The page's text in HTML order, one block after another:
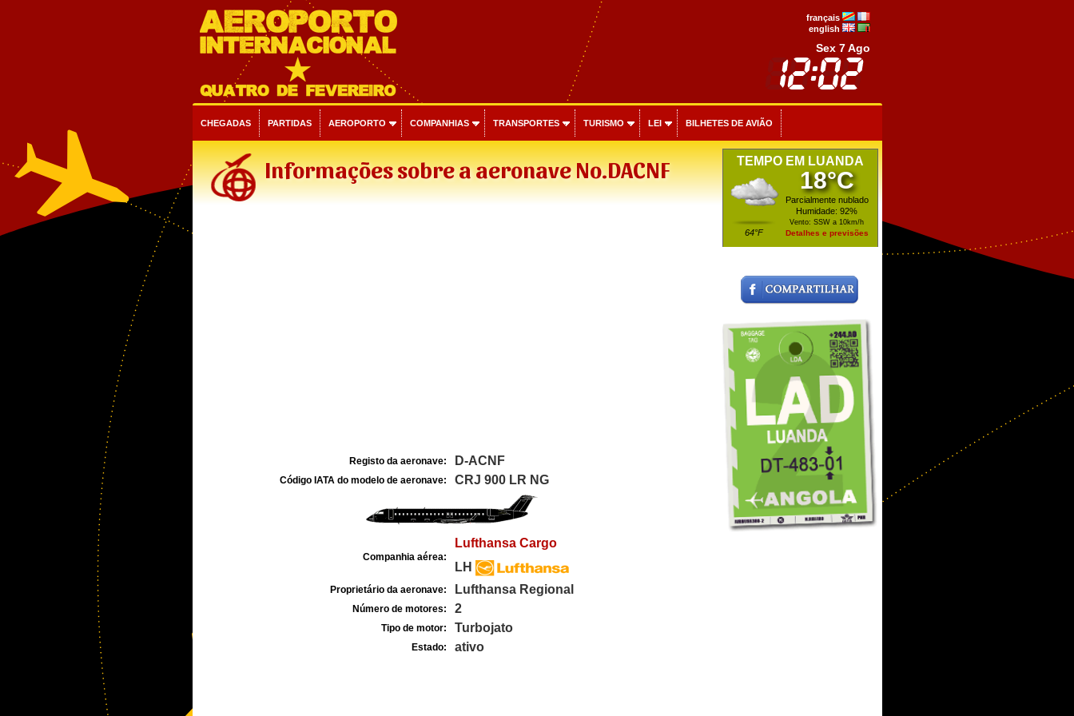
français
english
Sex 7 Ago
CHEGADAS PARTIDAS AEROPORTO COMPANHIAS TRANSPORTES TURISMO LEI BILHETES DE AVIÃO
Informações sobre a aeronave No.DACNF
Registo da aeronave: D-ACNF
Código IATA do modelo de aeronave: CRJ 900 LR NG
Companhia aérea:
Lufthansa Cargo
LH
Proprietário da aeronave: Lufthansa Regional
Número de motores: 2
Tipo de motor: Turbojato
Estado: ativo
TEMPO EM LUANDA
64°F
18°C
Parcialmente nublado
Humidade: 92%
Vento: SSW a 10km/h
Detalhes e previsões